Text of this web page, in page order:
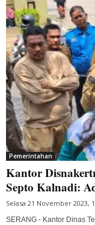
Pemerintahan
Kantor
Septo Kalnadi:
Selasa 21 November 2023,
SERANG - Kantor Dinas